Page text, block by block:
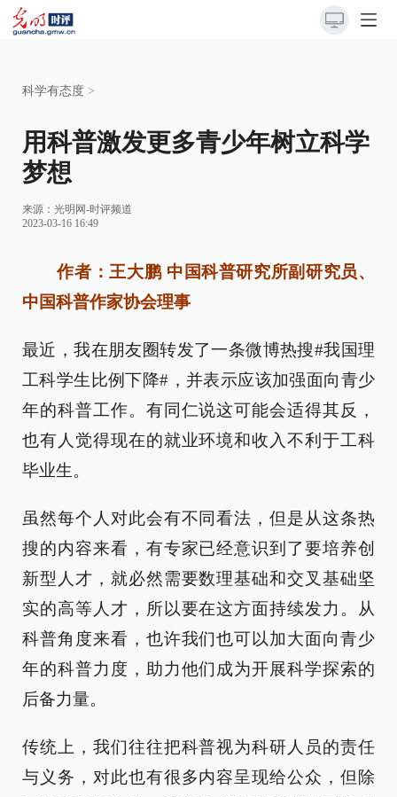
科学有态度 >
用科普激发更多青少年树立科学
梦想
来源： 光明网-时评频道
2023-03-16 16:49
作者：王大鹏 中国科普研究所副研究员、
中国科普作家协会理事
最近，我在朋友圈转发了一条微博热搜#我国理
工科学生比例下降#，并表示应该加强面向青少
年的科普工作。有同仁说这可能会适得其反，
也有人觉得现在的就业环境和收入不利于工科
毕业生。
虽然每个人对此会有不同看法，但是从这条热
搜的内容来看，有专家已经意识到了要培养创
新型人才，就必然需要数理基础和交叉基础坚
实的高等人才，所以要在这方面持续发力。从
科普角度来看，也许我们也可以加大面向青少
年的科普力度，助力他们成为开展科学探索的
后备力量。
传统上，我们往往把科普视为科研人员的责任
与义务，对此也有很多内容呈现给公众，但除